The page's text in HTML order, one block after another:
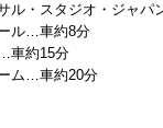
ル・スタジオ・ジャ
ル…車約8分
車約15分
ム…車約20分